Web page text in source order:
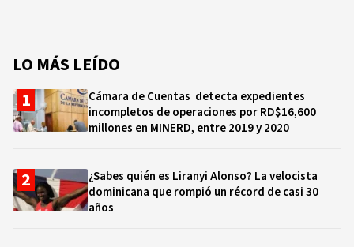
LO MÁS LEÍDO
Cámara de Cuentas detecta expedientes
incompletos de operaciones por RD$16,600
millones en MINERD, entre 2019 y 2020
¿Sabes quién es Liranyi Alonso? La velocista
dominicana que rompió un récord de casi 30
años